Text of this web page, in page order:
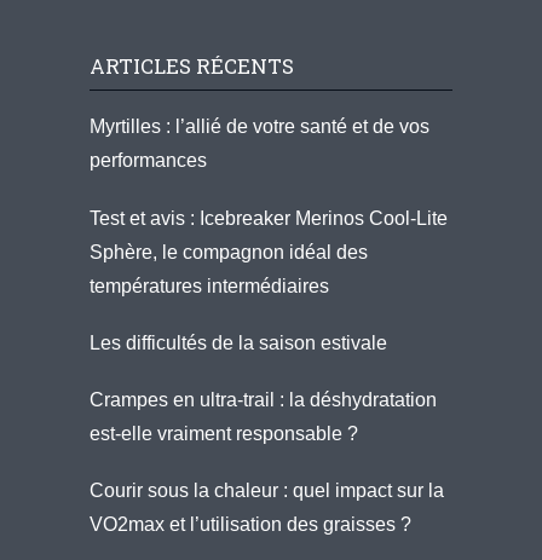
ARTICLES RÉCENTS
Myrtilles : l’allié de votre santé et de vos
performances
Test et avis : Icebreaker Merinos Cool-Lite
Sphère, le compagnon idéal des
températures intermédiaires
Les difficultés de la saison estivale
Crampes en ultra-trail : la déshydratation
est-elle vraiment responsable ?
Courir sous la chaleur : quel impact sur la
VO2max et l’utilisation des graisses ?